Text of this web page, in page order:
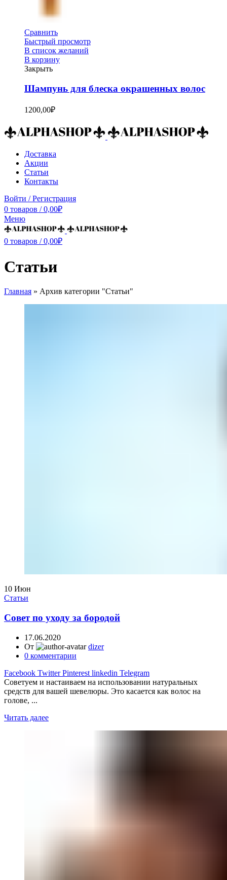
Сравнить
Быстрый просмотр
В список желаний
В корзину
Закрыть
Шампунь для блеска окрашенных волос
1200,00₽
Доставка
Акции
Статьи
Контакты
Войти / Регистрация
0 товаров / 0,00₽
Меню
0 товаров / 0,00₽
Статьи
Главная » Архив категории "Статьи"
10 Июн
Статьи
Совет по уходу за бородой
17.06.2020
От
dizer
0 комментарии
Facebook Twitter Pinterest linkedin Telegram
Советуем и настаиваем на использовании натуральных
средств для вашей шевелюры. Это касается как волос на
голове, ...
Читать далее